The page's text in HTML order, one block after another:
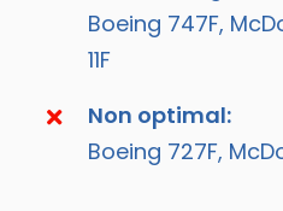
Boeing 747F,
11F
Non optimal:
Boeing 727F,